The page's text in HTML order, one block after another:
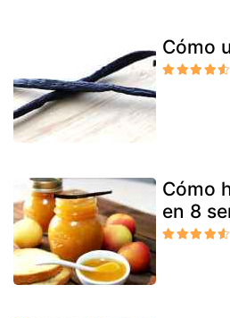
Cómo
Cómo
en 8